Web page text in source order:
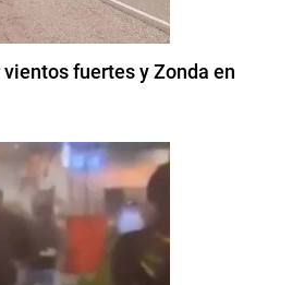
fuertes y Zonda en